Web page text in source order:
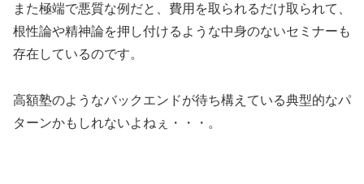
また極端で悪質な例だと、費用を取られるだけ取られて、
根性論や精神論を押し付けるような中身のないセミナーも
存在しているのです。
高額塾のようなバックエンドが待ち構えている典型的なパ
ターンかもしれないよねぇ・・・。